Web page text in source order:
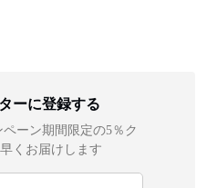
ーに登録する
ーン期間限定の5％ク
くお届けします